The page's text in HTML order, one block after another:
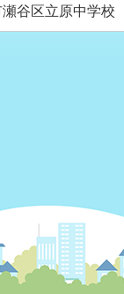
瀬谷区立原中学校